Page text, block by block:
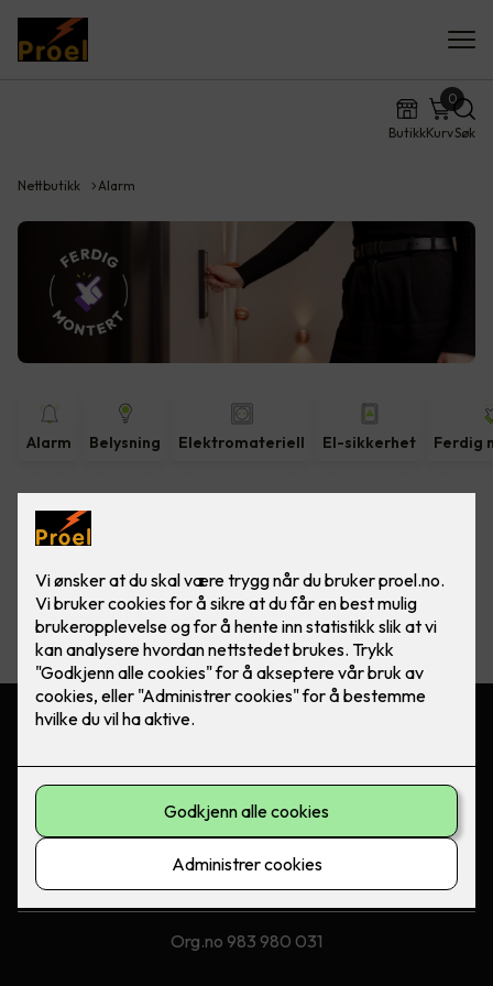
ButikkKurv
0
Søk
Nettbutikk Alarm
Alarm Belysning Elektromateriell El-sikkerhet Ferdig
Vis flerefiltre
Kontakt oss
post@proel.no
Besøksadresse
Industrivegen 31, 2680 Vågå
Org.no 983 980 031